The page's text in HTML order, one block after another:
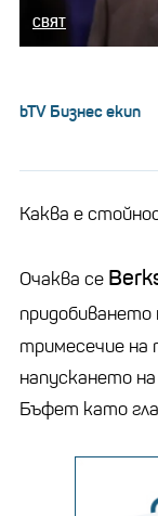
СВЯТ
bTV Бизнес екип
Каква е
Очаква се
придобиването
тримесечие на
напускането
Бъфет като